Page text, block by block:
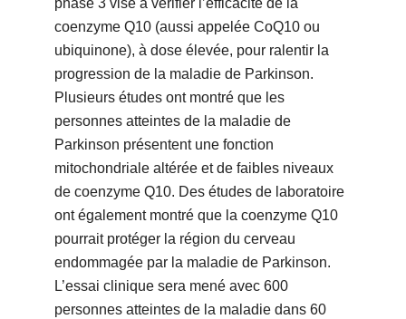
phase 3 vise à vérifier l’efficacité de la
coenzyme Q10 (aussi appelée CoQ10 ou
ubiquinone), à dose élevée, pour ralentir la
progression de la maladie de Parkinson.
Plusieurs études ont montré que les
personnes atteintes de la maladie de
Parkinson présentent une fonction
mitochondriale altérée et de faibles niveaux
de coenzyme Q10. Des études de laboratoire
ont également montré que la coenzyme Q10
pourrait protéger la région du cerveau
endommagée par la maladie de Parkinson.
L’essai clinique sera mené avec 600
personnes atteintes de la maladie dans 60